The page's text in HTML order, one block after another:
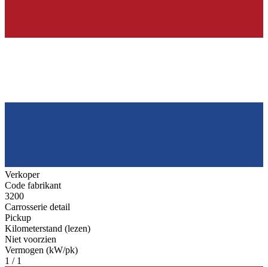
Verkoper
Code fabrikant
3200
Carrosserie detail
Pickup
Kilometerstand (lezen)
Niet voorzien
Vermogen (kW/pk)
1 / 1